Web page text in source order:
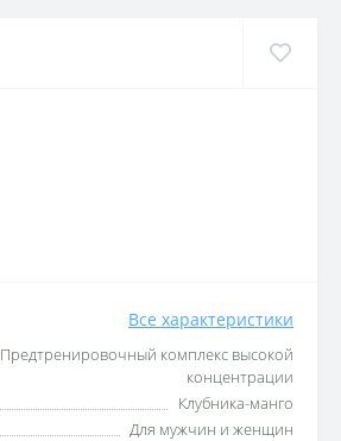
Все характеристики
Предтренировочный комплекс высокой
концентрации
Клубника-манго
Для мужчин и женщин